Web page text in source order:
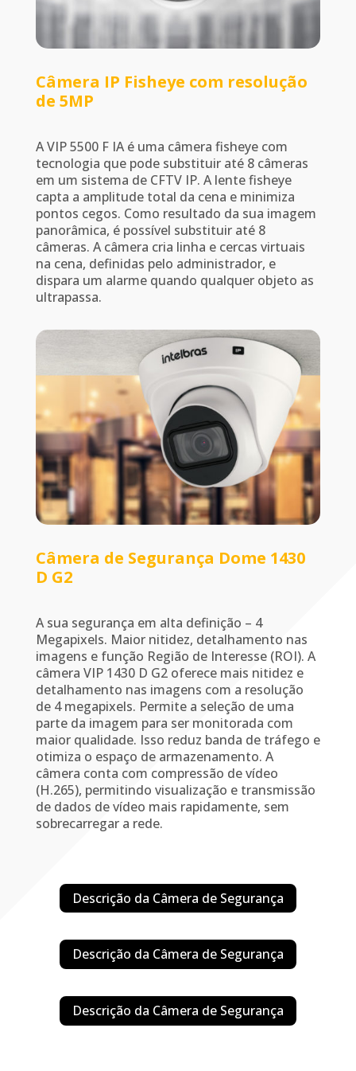
Câmera IP Fisheye com resolução
de 5MP
A VIP 5500 F IA é uma câmera fisheye com
tecnologia que pode substituir até 8 câmeras
em um sistema de CFTV IP. A lente fisheye
capta a amplitude total da cena e minimiza
pontos cegos. Como resultado da sua imagem
panorâmica, é possível substituir até 8
câmeras. A câmera cria linha e cercas virtuais
na cena, definidas pelo administrador, e
dispara um alarme quando qualquer objeto as
ultrapassa.
Câmera de Segurança Dome 1430
D G2
A sua segurança em alta definição – 4
Megapixels. Maior nitidez, detalhamento nas
imagens e função Região de Interesse (ROI). A
câmera VIP 1430 D G2 oferece mais nitidez e
detalhamento nas imagens com a resolução
de 4 megapixels. Permite a seleção de uma
parte da imagem para ser monitorada com
maior qualidade. Isso reduz banda de tráfego e
otimiza o espaço de armazenamento. A
câmera conta com compressão de vídeo
(H.265), permitindo visualização e transmissão
de dados de vídeo mais rapidamente, sem
sobrecarregar a rede.
Descrição da Câmera de Segurança
Descrição da Câmera de Segurança
Descrição da Câmera de Segurança